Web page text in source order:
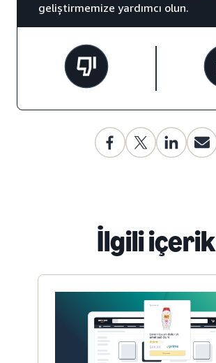
geliştirmemize yardımcı olun.
İlgili içerik